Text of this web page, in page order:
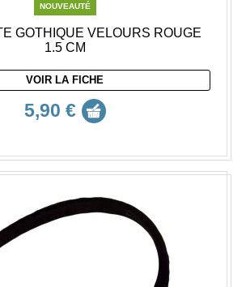
NOUVEAUTÉ
GOTHIQUE VELOURS ROUGE
1.5 CM
VOIR LA FICHE
5,90 €